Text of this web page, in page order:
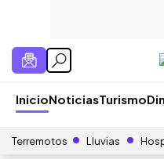
InicioNoticiasTurismo
Terremotos Lluvias